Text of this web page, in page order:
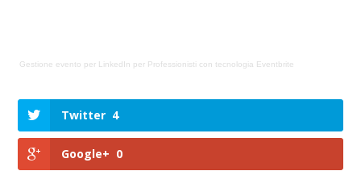
Gestione evento per LinkedIn per Professionisti con tecnologia Eventbrite
Twitter 4
Google+ 0